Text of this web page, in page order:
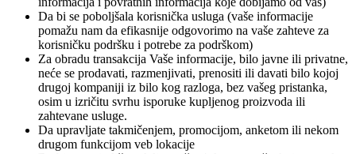
Da bi se poboljšala korisnička usluga (vaše informacije
pomažu nam da efikasnije odgovorimo na vaše zahteve za
korisničku podršku i potrebe za podrškom)
Za obradu transakcija Vaše informacije, bilo javne ili privatne,
neće se prodavati, razmenjivati, prenositi ili davati bilo kojoj
drugoj kompaniji iz bilo kog razloga, bez vašeg pristanka,
osim u izričitu svrhu isporuke kupljenog proizvoda ili
zahtevane usluge.
Da upravljate takmičenjem, promocijom, anketom ili nekom
drugom funkcijom veb lokacije